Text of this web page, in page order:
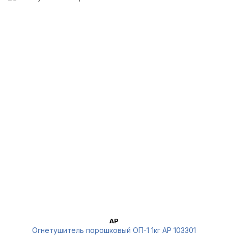
AP
Огнетушитель порошковый ОП-1 1кг AP 103301